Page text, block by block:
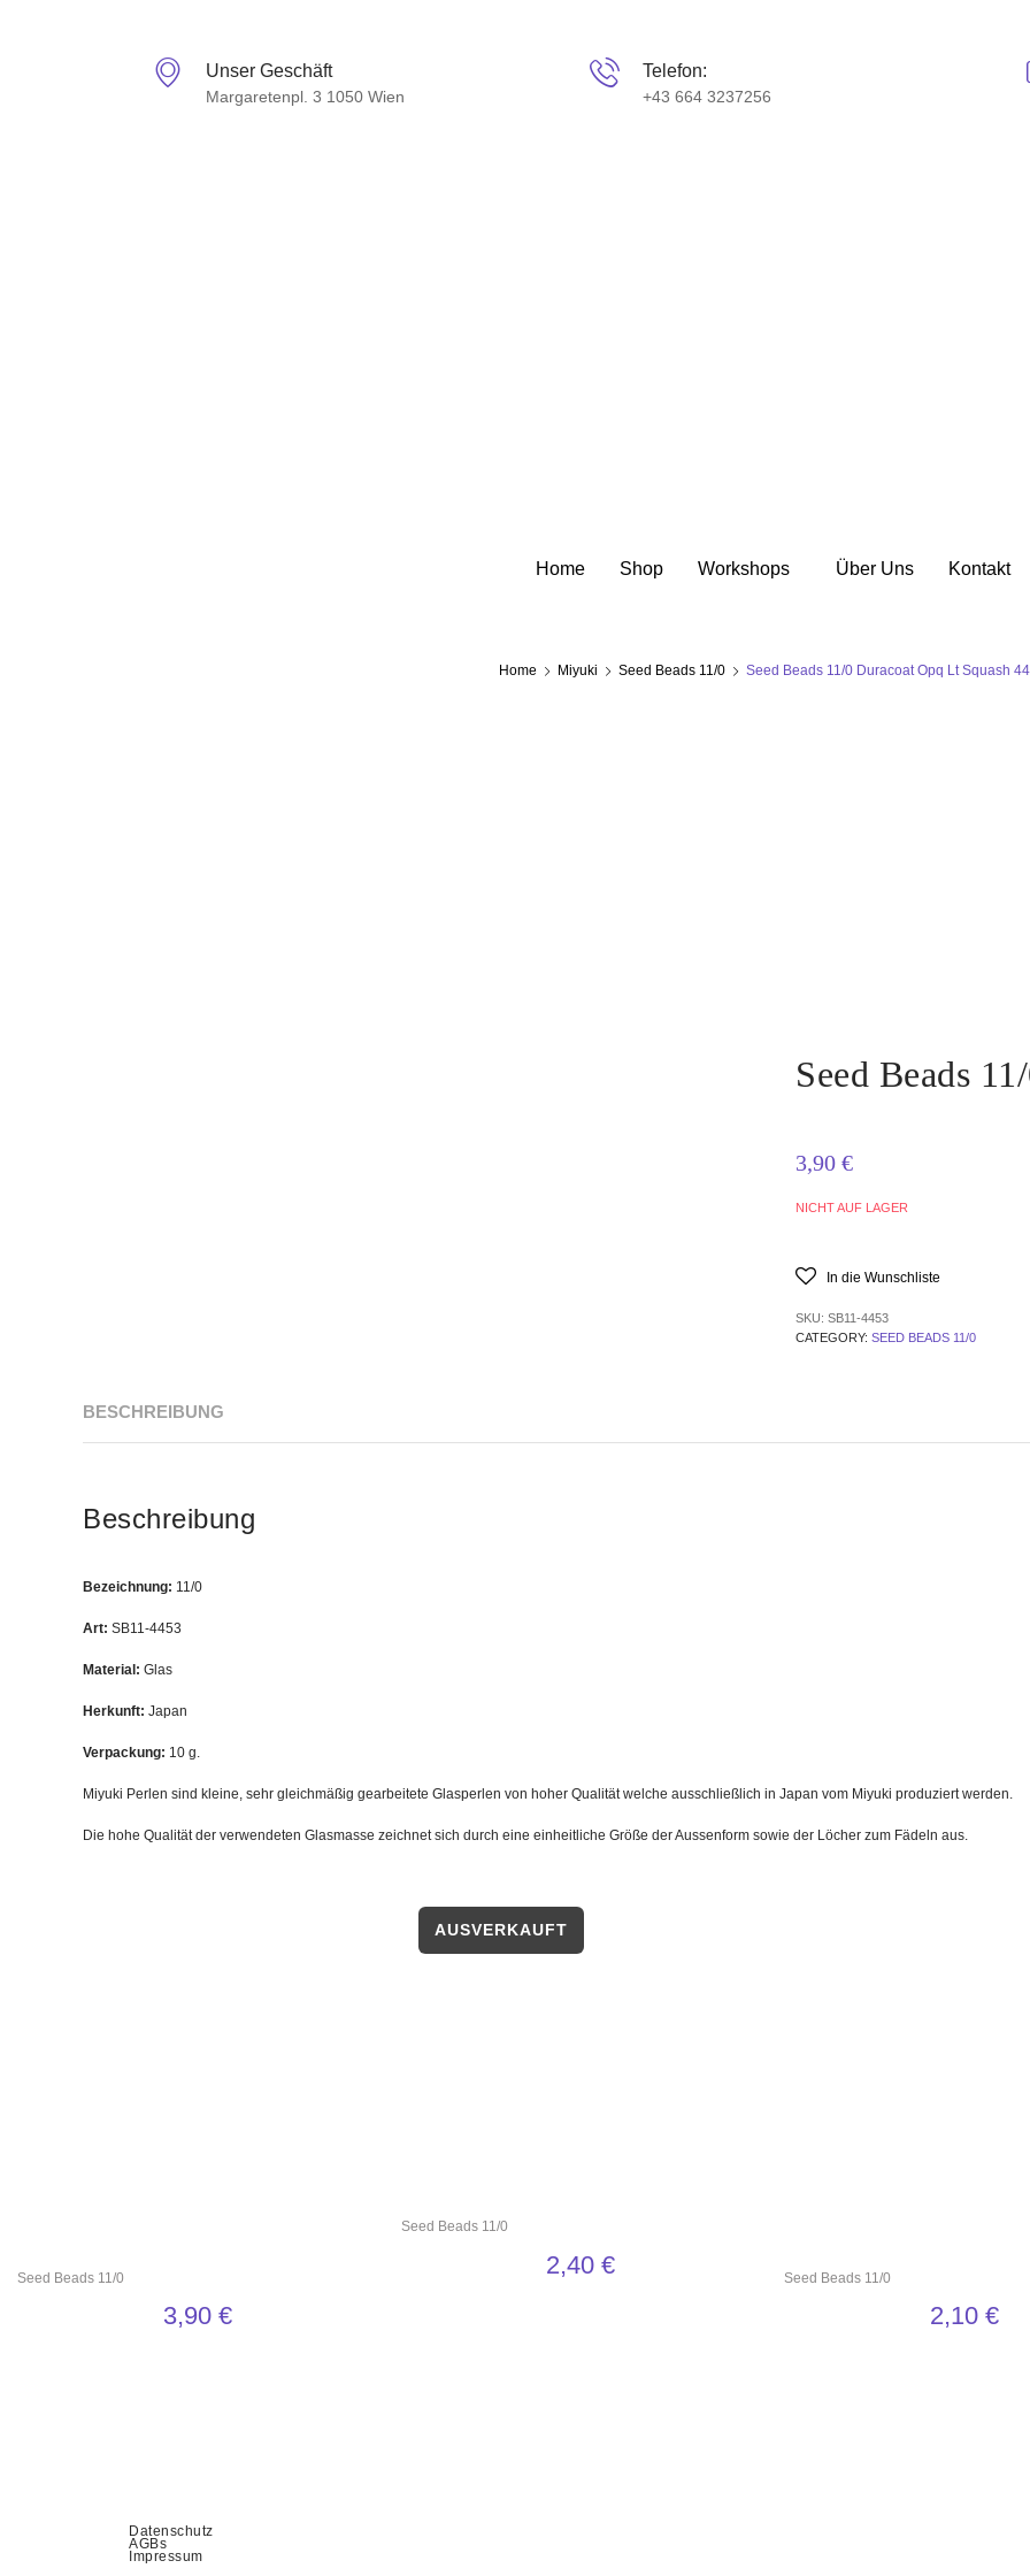
Unser Geschäft
Margaretenpl. 3 1050 Wien
Telefon:
+43 664 3237256
Home Shop Workshops Über Uns Kontakt
Home Miyuki Seed Beads 11/0 Seed Beads 11/0 Duracoat Opq Lt Squash
Seed Beads
3,90 €
NICHT AUF LAGER
In die Wunschliste
SKU: SB11-4453
CATEGORY: SEED BEADS 11/0
BESCHREIBUNG
Beschreibung
Bezeichnung: 11/0
Art: SB11-4453
Material: Glas
Herkunft: Japan
Verpackung: 10 g.
Miyuki Perlen sind kleine, sehr gleichmäßig gearbeitete Glasperlen von hoher Qualität welche ausschließlich in Japan vom Miyuki produziert werden.
Die hohe Qualität der verwendeten Glasmasse zeichnet sich durch eine einheitliche Größe der Aussenform sowie der Löcher zum Fädeln aus.
Seed Beads 11/0
3,90 €
Seed Beads 11/0
2,40€ Seed Beads 11/0
2,10 €
Datenschutz
AGBs
Impressum